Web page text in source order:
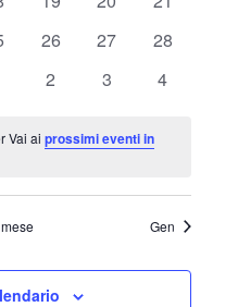
0
26
0
27
0
28
0
2
0
3
0
4
Vai ai prossimi eventi in
Gen